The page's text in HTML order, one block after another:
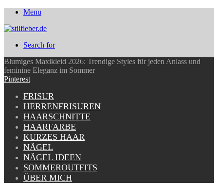
Menu
Search for
Blumiges Maxikleid 2026: Trendige Styles für jeden Anlass und
feminine Eleganz im Sommer
Pinterest
FRISUR
HERRENFRISUREN
HAARSCHNITTE
HAARFARBE
KURZES HAAR
NÄGEL
NÄGEL IDEEN
SOMMEROUTFITS
ÜBER MICH